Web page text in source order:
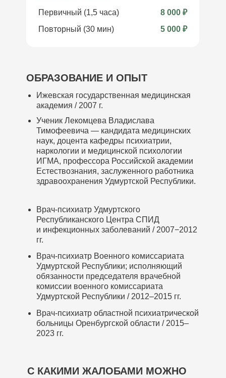
ОБРАЗОВАНИЕ И ОПЫТ
Ижевская государственная медицинская
академия / 2007 г.
Ученик Лекомцева Владислава
Тимофеевича — кандидата медицинских
наук, доцента кафедры психиатрии,
наркологии и медицинской психологии
ИГМА, профессора Российской академии
Естествознания, заслуженного работника
здравоохранения Удмуртской Республики.
Врач-психиатр Удмуртского
Республиканского Центра СПИД
и инфекционных заболеваний / 2007−2012
гг.
С КАКИМИ ЖАЛОБАМИ МОЖНО
Врач-психиатр Военного комиссариата
Удмуртской Республики; исполняющий
обязанности председателя врачебной
комиссии военного комиссариата
Удмуртской Республики / 2012–2015 гг.
Врач-психиатр областной психиатрической
больницы Оренбургской области / 2015–
2023 гг.
Первичный (1,5 часа)
Повторный (30 мин)
8 000 ₽
5 000 ₽